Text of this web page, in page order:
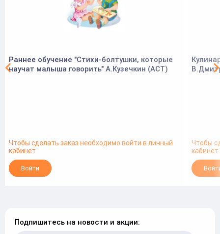
Раннее обучение "Стихи-болтушки, которые
научат малыша говорить" А.Кузечкин (АСТ)
Чтобы сделать заказ необходимо войти в личный
кабинет
Войти
Чтобы
кабинет
Подпишитесь на новости и акции: